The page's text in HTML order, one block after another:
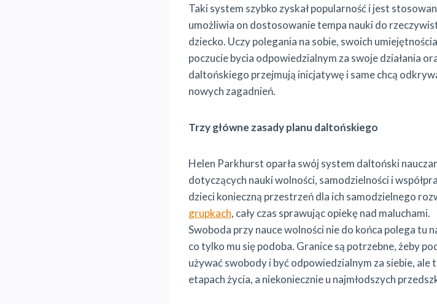
Taki system szybko zyskał popularność i jest
umożliwia on dostosowanie tempa nauki do
dziecko. Uczy polegania na sobie, swoich
poczucie bycia odpowiedzialnym za swoje działania
daltońskiego przejmują inicjatywę i same chcą
nowych zagadnień.
Trzy główne zasady planu daltońskiego
Helen Parkhurst oparła swój system daltoński
dotyczących nauki wolności, samodzielności i
dzieci konieczną przestrzeń dla ich samodzielnego
grupkach, cały czas sprawując opiekę nad maluchami.
Swoboda przy nauce wolności nie do końca polega tu
co tylko mu się podoba. Granice są potrzebne, żeby
używać swobody i być odpowiedzialnym za siebie,
etapach życia, a niekoniecznie u najmłodszych